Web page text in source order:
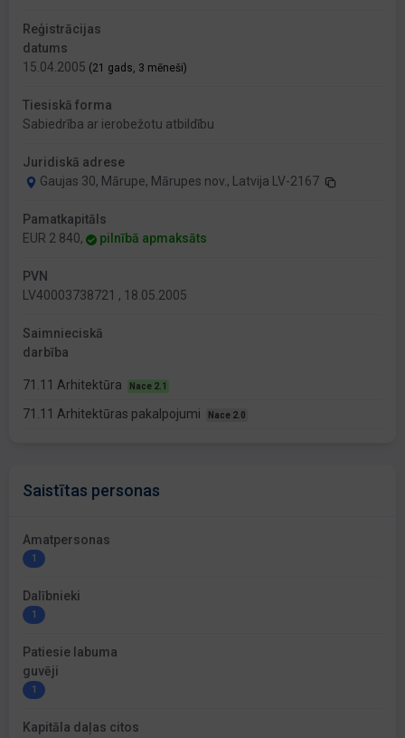
Reģistrācijas
datums
15.04.2005 (21 gads, 3 mēneši)
Tiesiskā forma
Sabiedrība ar ierobežotu atbildību
Juridiskā adrese
Gaujas 30, Mārupe, Mārupes nov., Latvija LV-2167
Pamatkapitāls
EUR 2 840,
pilnībā apmaksāts
PVN
LV40003738721 , 18.05.2005
Saimnieciskā
darbība
71.11 Arhitektūra Nace 2.1
71.11 Arhitektūras pakalpojumi Nace 2.0
Saistītas personas
Amatpersonas
1
Dalībnieki
1
Patiesie labuma
guvēji
1
Kapitāla daļas citos